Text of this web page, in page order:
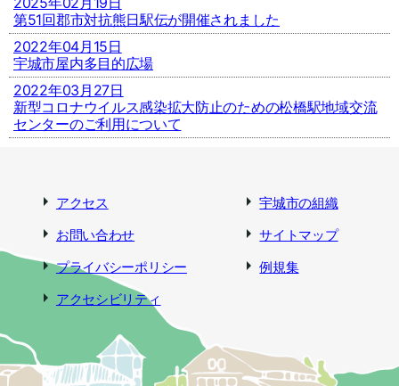
第51回郡市対抗熊日駅伝が開催されました
2022年04月15日
宇城市屋内多目的広場
2022年03月27日
新型コロナウイルス感染拡大防止のための松橋駅地域交流
センターのご利用について
アクセス
宇城市の組織
お問い合わせ
サイトマップ
プライバシーポリシー
例規集
アクセシビリティ